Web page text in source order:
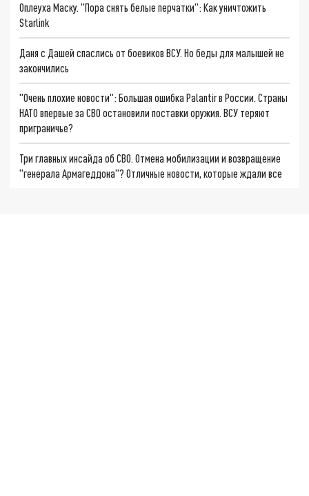
Оплеуха Маску. "Пора снять белые перчатки": Как уничтожить
Starlink
Даня с Дашей спаслись от боевиков ВСУ. Но беды для малышей не
закончились
"Очень плохие новости": Большая ошибка Palantir в России. Страны
НАТО впервые за СВО остановили поставки оружия. ВСУ теряют
приграничье?
Три главных инсайда об СВО. Отмена мобилизации и возвращение
"генерала Армагеддона"? Отличные новости, которые ждали все